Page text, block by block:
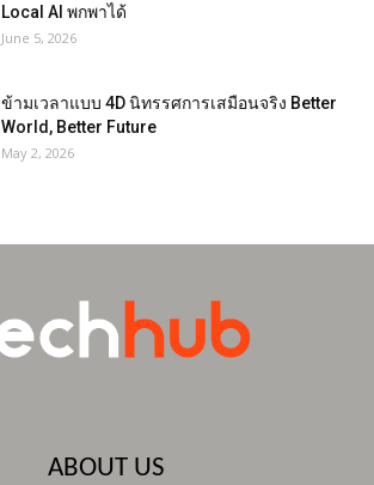
Local AI พกพาได้
June 5, 2026
ข้ามเวลาแบบ 4D นิทรรศการเสมือนจริง Better
World, Better Future
May 2, 2026
ABOUT US